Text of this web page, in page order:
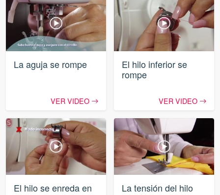
La aguja se rompe
VER VIDEO
El hilo inferior se
rompe
VER VIDEO
El hilo se enreda en
La tensión del hilo